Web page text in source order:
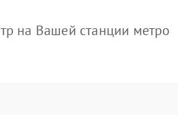
на Вашей станции метро